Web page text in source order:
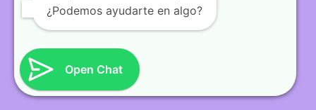
¿Podemos ayudarte en algo?
Open Chat